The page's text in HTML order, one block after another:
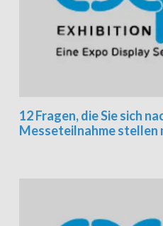
12 Fragen, die Sie sich
Messeteilnahme stellen